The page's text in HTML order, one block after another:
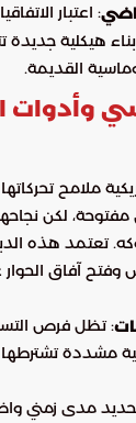
: اعتبار
هيكلية جديدة
القديمة.
ملامح
مفتوحة، لكن
تعتمد هذه
آفاق الحوار
: تظل فرص
مشددة
مدى زمني